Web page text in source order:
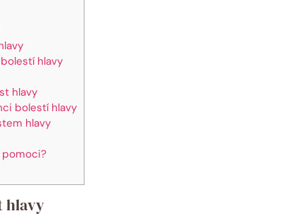
hlavy
hlavy
bolestí hlavy
hlavy
pomoci?
hlavy